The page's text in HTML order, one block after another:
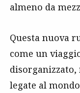
almeno da
Questa nuova
come un
legate al